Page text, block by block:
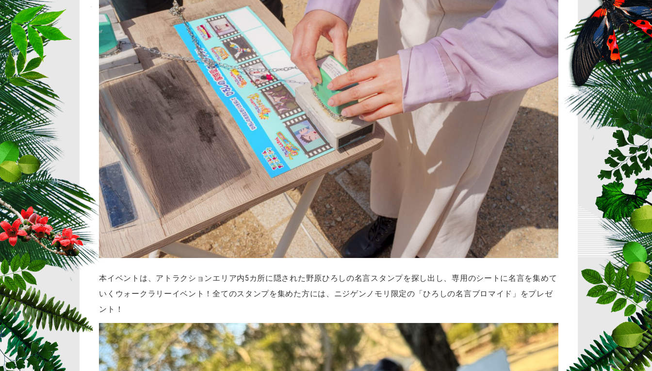
本イベントは、アトラクションエリア内5カ所に隠された野原ひろしの名言スタンプを探し出し、専用のシートに名言を集めて
いくウォークラリーイベント！全てのスタンプを集めた方には、ニジゲンノモリ限定の「ひろしの名言ブロマイド」をプレゼ
ント！